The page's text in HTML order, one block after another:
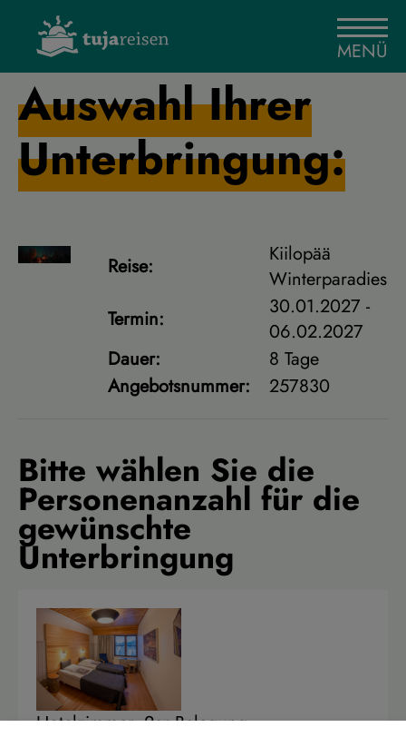
MENÜ
Auswahl Ihrer
Unterbringung:
Reise:
Kiilopää
Winterparadies
Termin:
30.01.2027 -
06.02.2027
Dauer:
8 Tage
Angebotsnummer:
257830
Bitte wählen Sie die
Personenanzahl für die
gewünschte
Unterbringung
Hotelzimmer, 2er Belegung